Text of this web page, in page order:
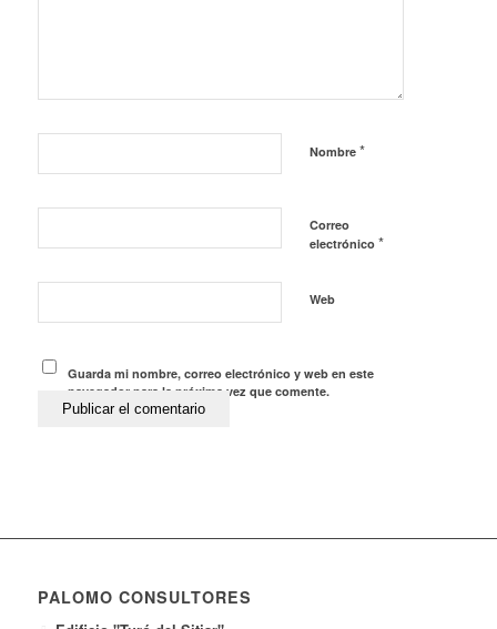
Nombre *
Correo
electrónico *
Web
Guarda mi nombre, correo electrónico y web en este
navegador para la próxima vez que comente.
PALOMO CONSULTORES